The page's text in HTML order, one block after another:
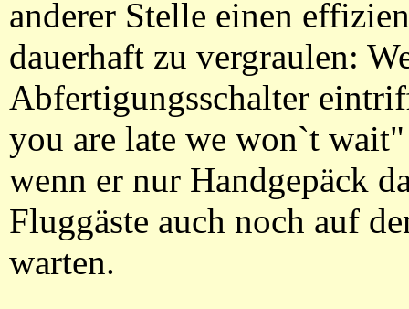
anderer Stelle einen
dauerhaft zu vergraulen:
Abfertigungsschalter
you are late we won`t
wenn er nur Handgepäck
Fluggäste auch noch auf
warten.